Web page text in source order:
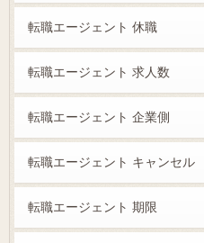
転職エージェント 休職
転職エージェント 求人数
転職エージェント 企業側
転職エージェント キャンセル
転職エージェント 期限